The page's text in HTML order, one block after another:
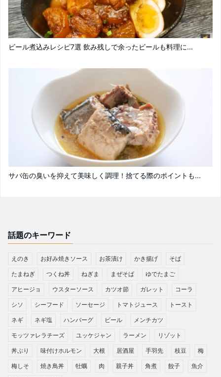
ビール煮込みレシピ7選 飲み残しで余ったビールも料理に...
サバ缶の臭いを抑えて美味しく調理！捨てる際のポイントも...
話題のキーワード
えのき お好み焼きソース お茶漬け かき揚げ そば
たまねぎ つくね丼 ねぎま まぜそば ゆでたまご
アヒージョ ウスターソース カツオ節 ガレット コーラ
シソ シーフード ソーセージ トマトジュース トースト
ネギ ネギ塩 ハンバーグ ビール メンチカツ
モッツァレラチーズ ユッケジャン ラーメン リゾット
丼ぶり 味付けホルモン 大根 居酒屋 手羽先 枝豆 梅
梅しそ 焼き鳥丼 牡蠣 肉 親子丼 角煮 餃子 魚介